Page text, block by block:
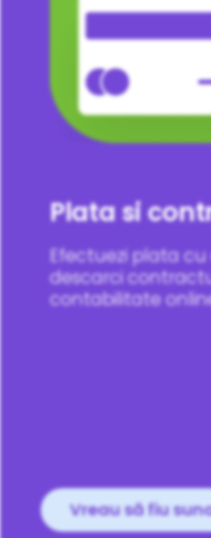
Plata si
Efectuezi plata
descarci
contabilitate
Vreau să fiu